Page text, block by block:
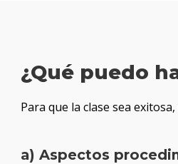
¿Qué puedo
Para que la clase sea
a) Aspectos